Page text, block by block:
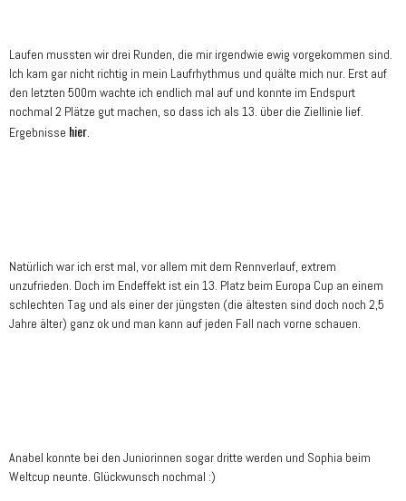
Laufen mussten wir drei Runden, die mir irgendwie ewig vorgekommen sind.
Ich kam gar nicht richtig in mein Laufrhythmus und quälte mich nur. Erst auf
den letzten 500m wachte ich endlich mal auf und konnte im Endspurt
nochmal 2 Plätze gut machen, so dass ich als 13. über die Ziellinie lief.
Ergebnisse hier.
Natürlich war ich erst mal, vor allem mit dem Rennverlauf, extrem
unzufrieden. Doch im Endeffekt ist ein 13. Platz beim Europa Cup an einem
schlechten Tag und als einer der jüngsten (die ältesten sind doch noch 2,5
Jahre älter) ganz ok und man kann auf jeden Fall nach vorne schauen.
Anabel konnte bei den Juniorinnen sogar dritte werden und Sophia beim
Weltcup neunte. Glückwunsch nochmal :)